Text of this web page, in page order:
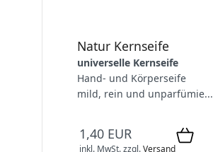
Natur Kernseife
universelle Kernseife
Hand- und Körperseife
mild, rein und unparfümie...
1,40 EUR
inkl. MwSt.zzgl.Versand